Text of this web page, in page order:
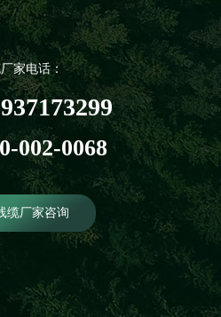
家电话：
002-0068
缆厂家咨询